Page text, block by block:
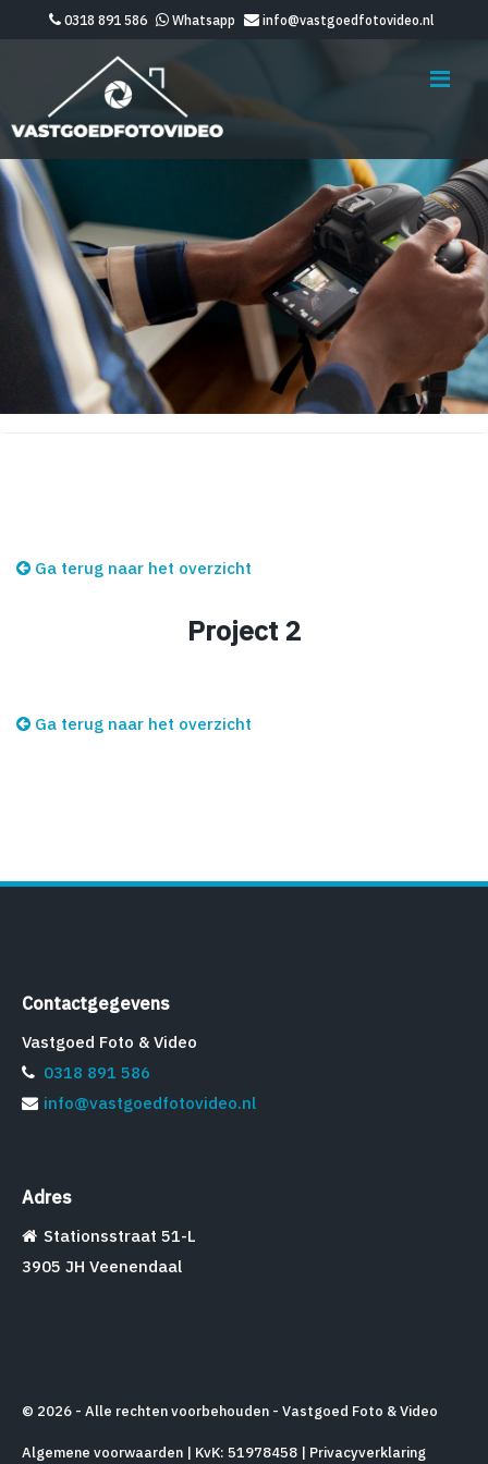
0318 891 586 Whatsapp info@vastgoedfotovideo.nl
Ga terug naar het overzicht
Project 2
Ga terug naar het overzicht
Contactgegevens
Vastgoed Foto & Video
0318 891 586
info@vastgoedfotovideo.nl
Adres
Stationsstraat 51-L
3905 JH Veenendaal
© 2026 - Alle rechten voorbehouden - Vastgoed Foto & Video
Algemene voorwaarden | KvK: 51978458 | Privacyverklaring